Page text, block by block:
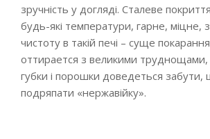
зручність у догляді. Сталеве
будь-які температури, гарне, міцне,
чистоту в такій печі – суще
оттирается з великими труднощами,
губки і порошки доведеться
подряпати «нержавійку».